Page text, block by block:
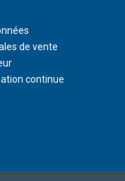
de vente
continue